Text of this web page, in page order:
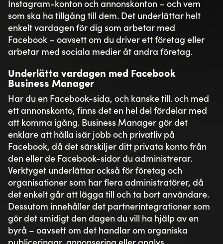
Instagram-konton och annonskonton – och vem
som ska ha tillgång till dem. Det underlättar helt
enkelt vardagen för dig som arbetar med
Facebook – oavsett om du driver ett företag eller
arbetar med sociala medier åt andra företag.
Underlätta vardagen med Facebook
Business Manager
Har du en Facebook-sida, och kanske till. och med
ett annonskonto, finns det en hel del fördelar med
att komma igång. Business Manager gör det
enklare att hålla isär jobb och privatliv på
Facebook, då det särskiljer ditt privata konto från
den eller de Facebook-sidor du administrerar.
Verktyget underlättar också för företag och
organisationer som har flera administratörer, då
det enkelt går att lägga till och ta bort användare.
Dessutom innehåller det partnerintegrationer som
gör det smidigt den dagen du vill ha hjälp av en
byrå – oavsett om det handlar om organiska